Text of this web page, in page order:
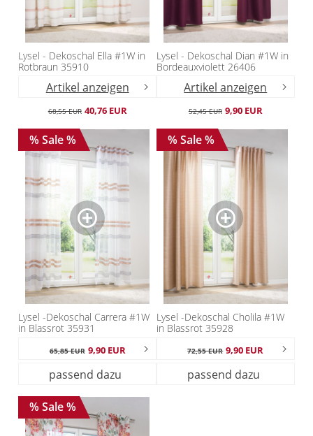
Lysel - Dekoschal Ella #1W in
Rotbraun 35910
Artikel anzeigen
68,55 EUR 40,76 EUR
Lysel - Dekoschal Dian #1W in
Bordeauxviolett 26406
Artikel anzeigen
52,45 EUR 9,90 EUR
% Sale %
Lysel -Dekoschal Carrera #1W
in Blassrot 35931
65,85 EUR 9,90 EUR
passend dazu
% Sale %
Lysel -Dekoschal Cholila #1W
in Blassrot 35928
72,55 EUR 9,90 EUR
passend dazu
% Sale %